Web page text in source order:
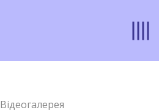
Відеогалерея